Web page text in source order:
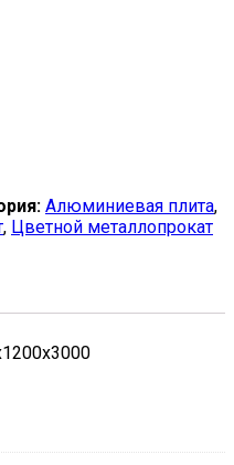
Алюминиевая плита,
, Цветной металлопрокат